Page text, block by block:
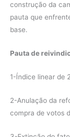
construção da
pauta que
base.
Pauta de
1-Índice linear de
2-Anulação da
compra de votos